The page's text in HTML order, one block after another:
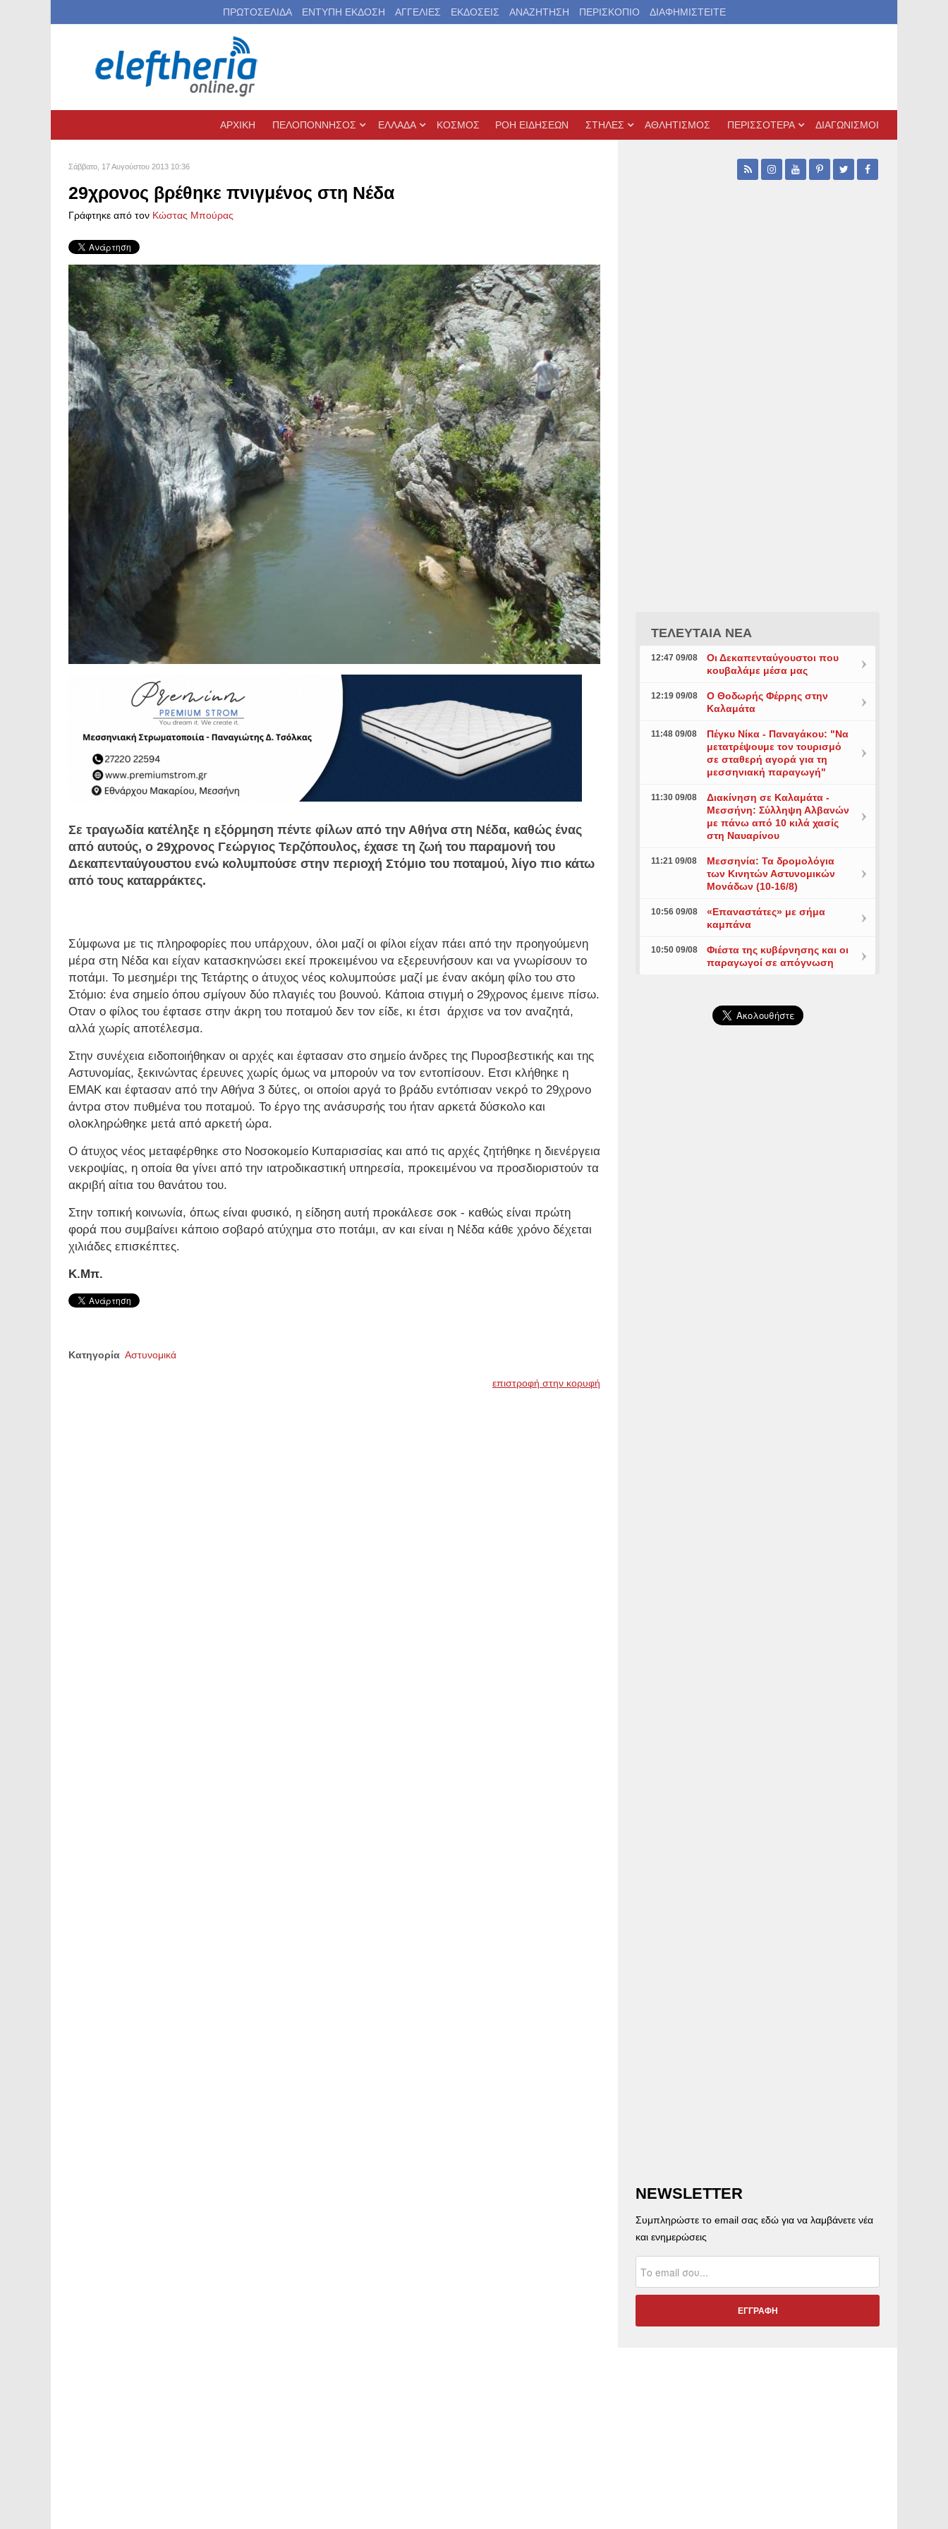
ΠΡΩΤΟΣΕΛΙΔΑ ΕΝΤΥΠΗ ΕΚΔΟΣΗ ΑΓΓΕΛΙΕΣ ΕΚΔΟΣΕΙΣ ΑΝΑΖΗΤΗΣΗ ΠΕΡΙΣΚΟΠΙΟ ΔΙΑΦΗΜΙΣΤΕΙΤΕ
ΑΡΧΙΚΗ ΠΕΛΟΠΟΝΝΗΣΟΣ ΕΛΛΑΔΑ ΚΟΣΜΟΣ ΡΟΗ ΕΙΔΗΣΕΩΝ ΣΤΗΛΕΣ ΑΘΛΗΤΙΣΜΟΣ ΠΕΡΙΣΣΟΤΕΡΑ ΔΙΑΓΩΝΙΣΜΟΙ
Σάββατο, 17 Αυγούστου 2013 10:36
29χρονος βρέθηκε πνιγμένος στη Νέδα
Γράφτηκε από τον Kώστας Μπούρας
Σε τραγωδία κατέληξε η εξόρμηση πέντε φίλων από την Αθήνα στη Νέδα, καθώς ένας
από αυτούς, ο 29χρονος Γεώργιος Τερζόπουλος, έχασε τη ζωή του παραμονή του
Δεκαπενταύγουστου ενώ κολυμπούσε στην περιοχή Στόμιο του ποταμού, λίγο πιο κάτω
από τους καταρράκτες.
Σύμφωνα με τις πληροφορίες που υπάρχουν, όλοι μαζί οι φίλοι είχαν πάει από την προηγούμενη
μέρα στη Νέδα και είχαν κατασκηνώσει εκεί προκειμένου να εξερευνήσουν και να γνωρίσουν το
ποτάμι. Το μεσημέρι της Τετάρτης ο άτυχος νέος κολυμπούσε μαζί με έναν ακόμη φίλο του στο
Στόμιο: ένα σημείο όπου σμίγουν δύο πλαγιές του βουνού. Κάποια στιγμή ο 29χρονος έμεινε πίσω.
Οταν ο φίλος του έφτασε στην άκρη του ποταμού δεν τον είδε, κι έτσι άρχισε να τον αναζητά,
αλλά χωρίς αποτέλεσμα.
Στην συνέχεια ειδοποιήθηκαν οι αρχές και έφτασαν στο σημείο άνδρες της Πυροσβεστικής και της
Αστυνομίας, ξεκινώντας έρευνες χωρίς όμως να μπορούν να τον εντοπίσουν. Ετσι κλήθηκε η
ΕΜΑΚ και έφτασαν από την Αθήνα 3 δύτες, οι οποίοι αργά το βράδυ εντόπισαν νεκρό το 29χρονο
άντρα στον πυθμένα του ποταμού. Το έργο της ανάσυρσής του ήταν αρκετά δύσκολο και
ολοκληρώθηκε μετά από αρκετή ώρα.
Ο άτυχος νέος μεταφέρθηκε στο Νοσοκομείο Κυπαρισσίας και από τις αρχές ζητήθηκε η διενέργεια
νεκροψίας, η οποία θα γίνει από την ιατροδικαστική υπηρεσία, προκειμένου να προσδιοριστούν τα
ακριβή αίτια του θανάτου του.
Στην τοπική κοινωνία, όπως είναι φυσικό, η είδηση αυτή προκάλεσε σοκ - καθώς είναι πρώτη
φορά που συμβαίνει κάποιο σοβαρό ατύχημα στο ποτάμι, αν και είναι η Νέδα κάθε χρόνο δέχεται
χιλιάδες επισκέπτες.
Κ.Μπ.
Κατηγορία Αστυνομικά
επιστροφή στην κορυφή
ΤΕΛΕΥΤΑΙΑ ΝΕΑ
12:47 09/08
Οι Δεκαπενταύγουστοι που
κουβαλάμε μέσα μας
12:19 09/08
Ο Θοδωρής Φέρρης στην
Καλαμάτα
11:48 09/08
Πέγκυ Νίκα - Παναγάκου: "Να
μετατρέψουμε τον τουρισμό
σε σταθερή αγορά για τη
μεσσηνιακή παραγωγή"
11:30 09/08
Διακίνηση σε Καλαμάτα -
Μεσσήνη: Σύλληψη Αλβανών
με πάνω από 10 κιλά χασίς
στη Ναυαρίνου
11:21 09/08
Μεσσηνία: Τα δρομολόγια
των Κινητών Αστυνομικών
Μονάδων (10-16/8)
10:56 09/08
«Επαναστάτες» με σήμα
καμπάνα
10:50 09/08
Φιέστα της κυβέρνησης και οι
παραγωγοί σε απόγνωση
NEWSLETTER
Συμπληρώστε το email σας εδώ για να λαμβάνετε νέα
και ενημερώσεις